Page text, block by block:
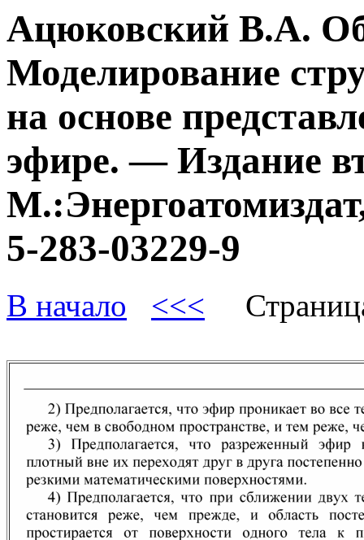
Ацюковский В.А.
Моделирование
на основе
эфире. — Издание
5-283-03229-9
В начало <<<